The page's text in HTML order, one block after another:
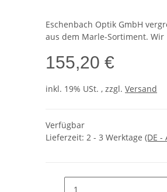
Eschenbach Optik GmbH
aus dem Marle-Sortiment.
155,20 €
inkl. 19% USt. , zzgl. Versand
Verfügbar
Lieferzeit: 2 - 3 Werktage (DE